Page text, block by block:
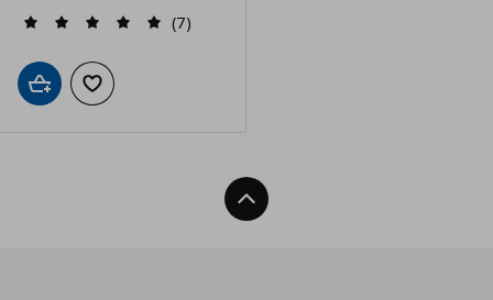
(7)
Προσθήκη στο καλάθι
Προσθήκη στα αγαπημένα
Back To Top